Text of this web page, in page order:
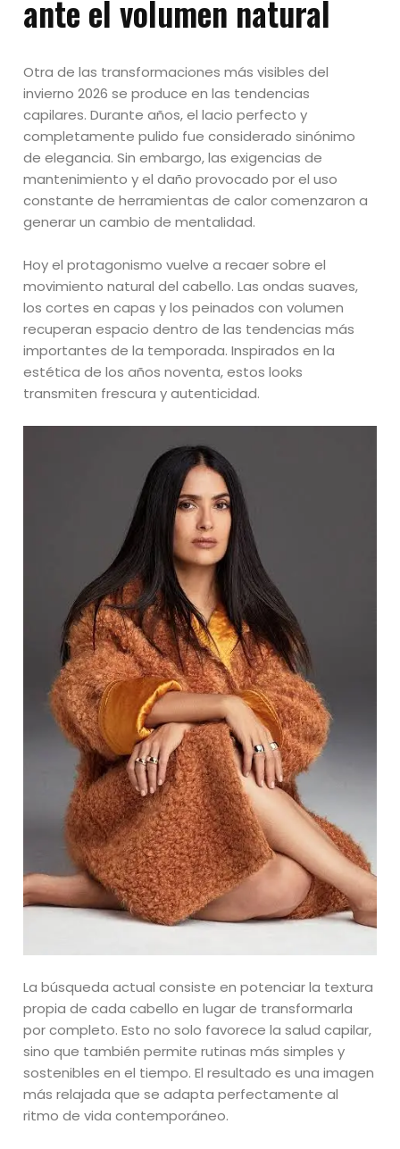
ante el volumen natural
Otra de las transformaciones más visibles del
invierno 2026 se produce en las tendencias
capilares. Durante años, el lacio perfecto y
completamente pulido fue considerado sinónimo
de elegancia. Sin embargo, las exigencias de
mantenimiento y el daño provocado por el uso
constante de herramientas de calor comenzaron a
generar un cambio de mentalidad.
Hoy el protagonismo vuelve a recaer sobre el
movimiento natural del cabello. Las ondas suaves,
los cortes en capas y los peinados con volumen
recuperan espacio dentro de las tendencias más
importantes de la temporada. Inspirados en la
estética de los años noventa, estos looks
transmiten frescura y autenticidad.
La búsqueda actual consiste en potenciar la textura
propia de cada cabello en lugar de transformarla
por completo. Esto no solo favorece la salud capilar,
sino que también permite rutinas más simples y
sostenibles en el tiempo. El resultado es una imagen
más relajada que se adapta perfectamente al
ritmo de vida contemporáneo.